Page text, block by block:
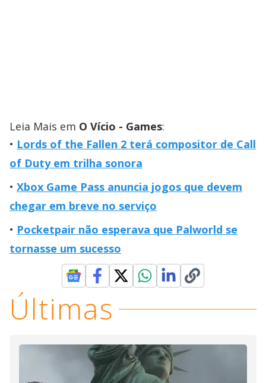
Leia Mais em O Vício - Games:
Lords of the Fallen 2 terá compositor de Call
of Duty em trilha sonora
Xbox Game Pass anuncia jogos que devem
chegar em breve no serviço
Pocketpair não esperava que Palworld se
tornasse um sucesso
Últimas